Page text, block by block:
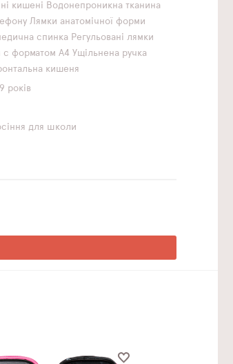
кишені Водонепроникна тканина
Лямки анатомічної форми
спинка Регульовані лямки
с форматом А4 Ущільнена ручка
кишеня
9 років
для школи